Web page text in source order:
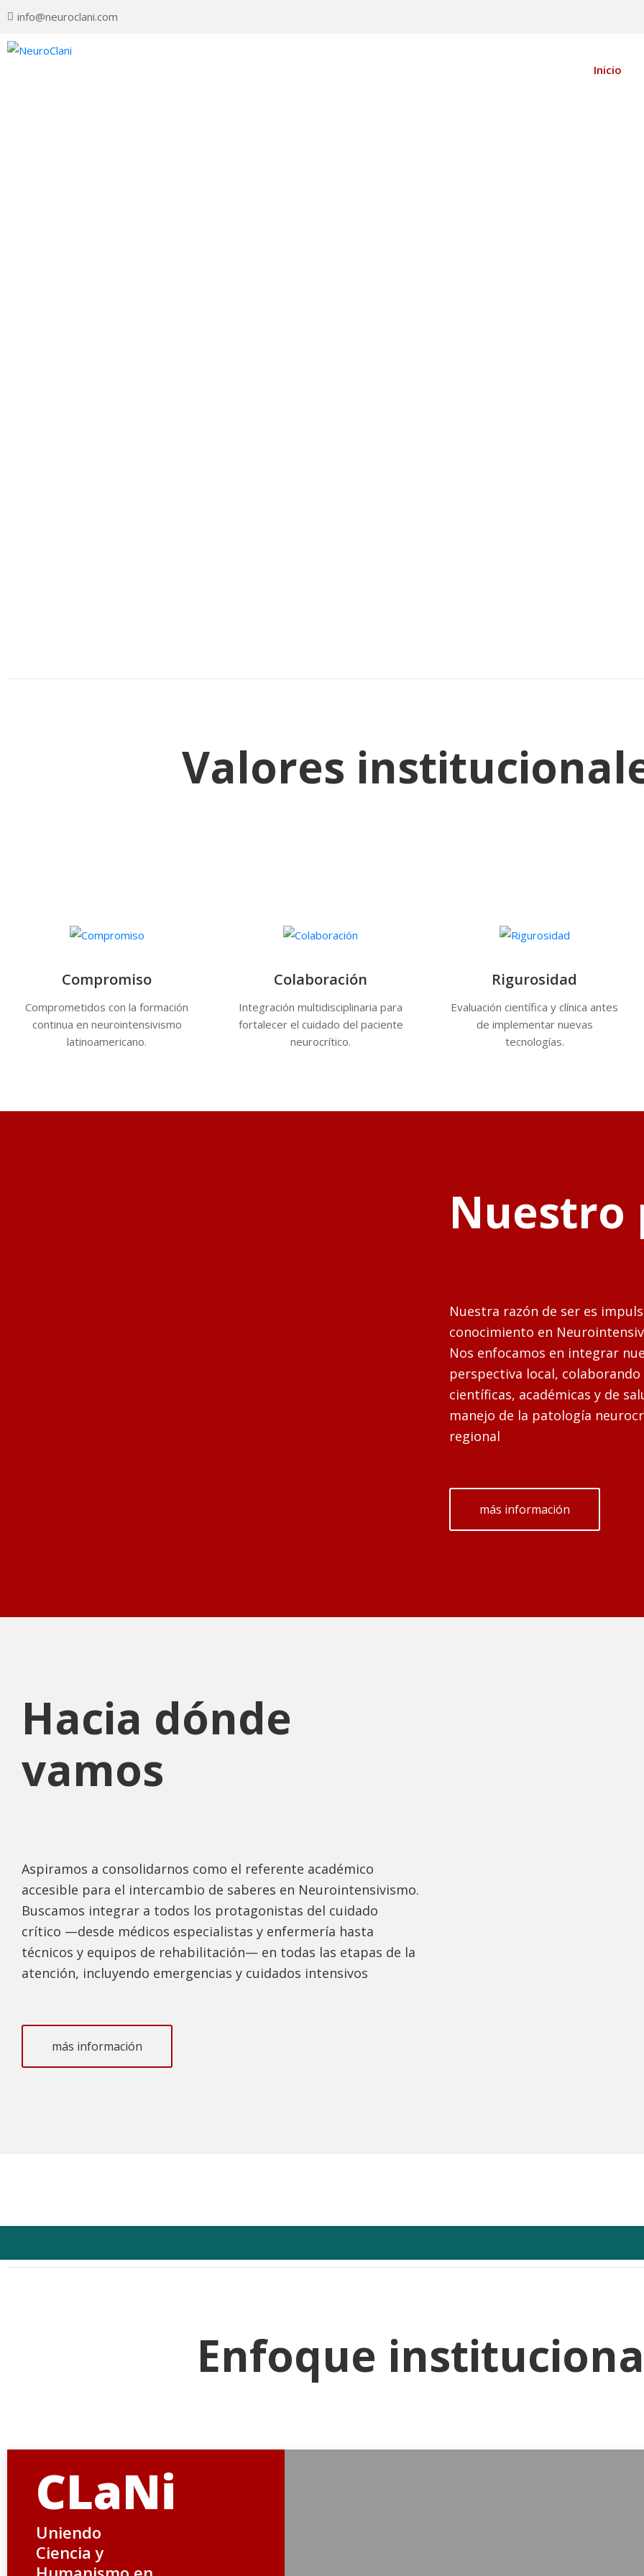
info@neuroclani.com
Inicio
Valores
Compromiso
Comprometidos con la formación
continua en neurointensivismo
latinoamericano.
Colaboración
Integración multidisciplinaria para
fortalecer el cuidado del paciente
neurocrítico.
Rigurosidad
Evaluación científica y clínica antes
de implementar nuevas
tecnologías.
Nuestro
Nuestra razón de ser es
conocimiento en
Nos enfocamos en integrar
perspectiva local,
científicas, académicas y de
manejo de la patología
regional
más información
Hacia dónde
vamos
Aspiramos a consolidarnos como el referente académico
accesible para el intercambio de saberes en Neurointensivismo.
Buscamos integrar a todos los protagonistas del cuidado
crítico —desde médicos especialistas y enfermería hasta
técnicos y equipos de rehabilitación— en todas las etapas de la
atención, incluyendo emergencias y cuidados intensivos
más información
Enfoque
CLaNi
Uniendo
Ciencia y